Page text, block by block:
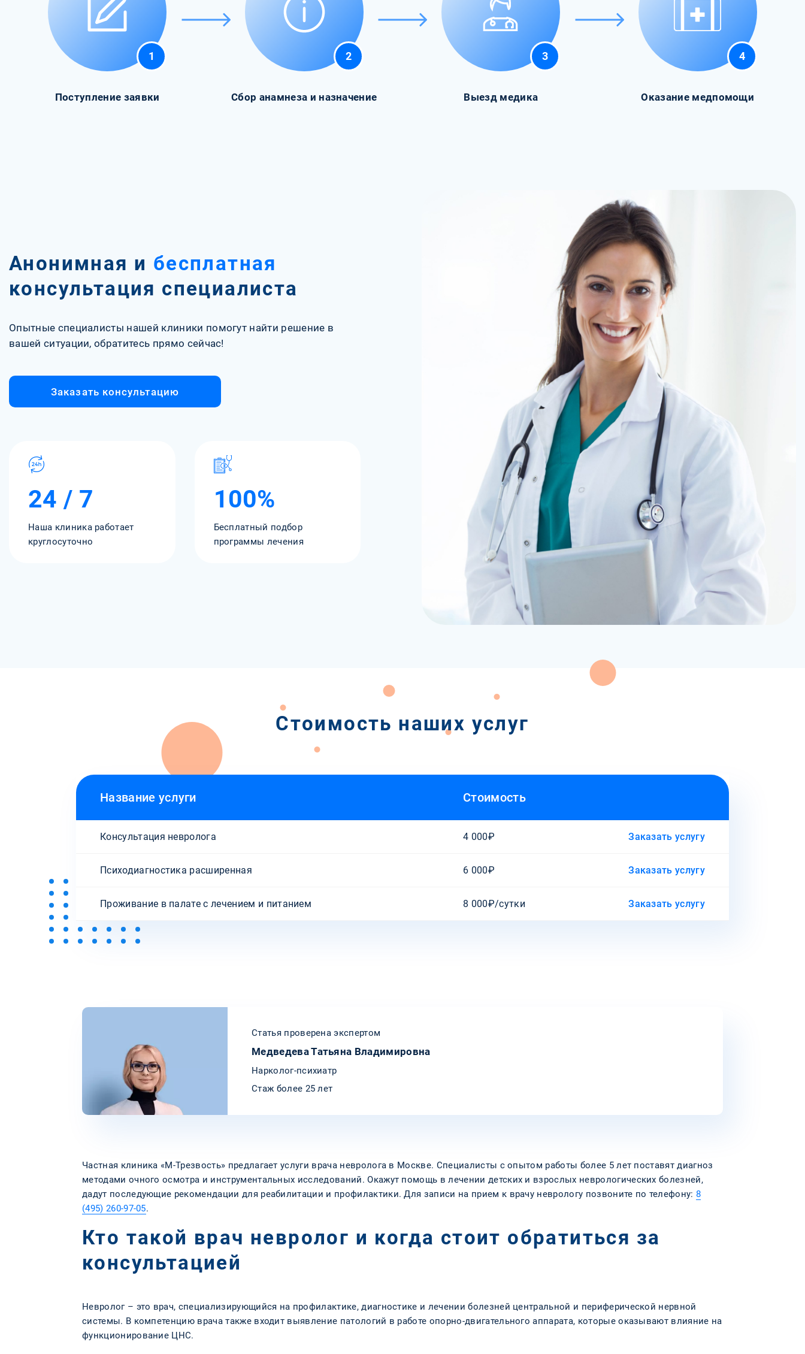
1
Поступление заявки
2
Сбор анамнеза и назначение
3
Выезд медика
4
Оказание медпомощи
Анонимная и бесплатная
консультация специалиста
Опытные специалисты нашей клиники помогут найти решение в
вашей ситуации, обратитесь прямо сейчас!
Заказать консультацию
24 / 7
Наша клиника работает
круглосуточно
100%
Бесплатный подбор
программы лечения
Стоимость наших услуг
Название услуги Стоимость
Консультация невролога 4 000₽ Заказать услугу
Психодиагностика расширенная 6 000₽ Заказать услугу
Проживание в палате с лечением и питанием 8 000₽/сутки Заказать услугу
Статья проверена экспертом
Медведева Татьяна Владимировна
Нарколог-психиатр
Стаж более 25 лет
Частная клиника «М-Трезвость» предлагает услуги врача невролога в Москве. Специалисты с опытом работы более 5 лет поставят диагноз
методами очного осмотра и инструментальных исследований. Окажут помощь в лечении детских и взрослых неврологических болезней,
дадут последующие рекомендации для реабилитации и профилактики. Для записи на прием к врачу неврологу позвоните по телефону: 8
(495) 260-97-05.
Кто такой врач невролог и когда стоит обратиться за
консультацией
Невролог – это врач, специализирующийся на профилактике, диагностике и лечении болезней центральной и периферической нервной
системы. В компетенцию врача также входит выявление патологий в работе опорно-двигательного аппарата, которые оказывают влияние на
функционирование ЦНС.